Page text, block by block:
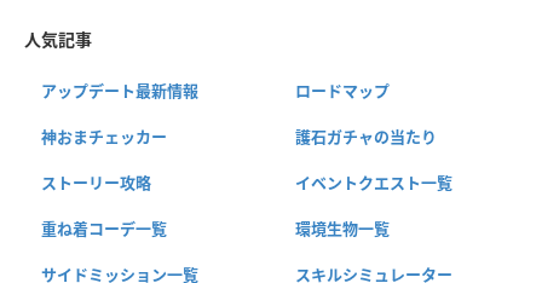
人気記事
アップデート最新情報 ロードマップ
神おまチェッカー 護石ガチャの当たり
ストーリー攻略 イベントクエスト一覧
重ね着コーデ一覧 環境生物一覧
サイドミッション一覧 スキルシミュレーター